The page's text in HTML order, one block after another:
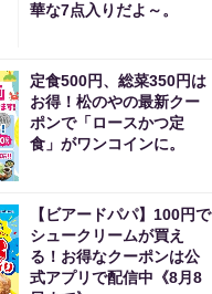
華な7点入りだよ～。
定食500円、総菜350円は
お得！松のやの最新クー
ポンで「ロースかつ定
食」がワンコインに。
【ビアードパパ】100円で
シュークリームが買え
る！お得なクーポンは公
式アプリで配信中《8月8